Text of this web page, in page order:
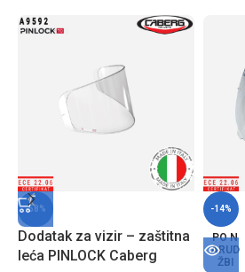
-58%
Dodatak za vizir – zaštitna
leća PINLOCK Caberg
-14%
PO N
ARUD
ŽBI